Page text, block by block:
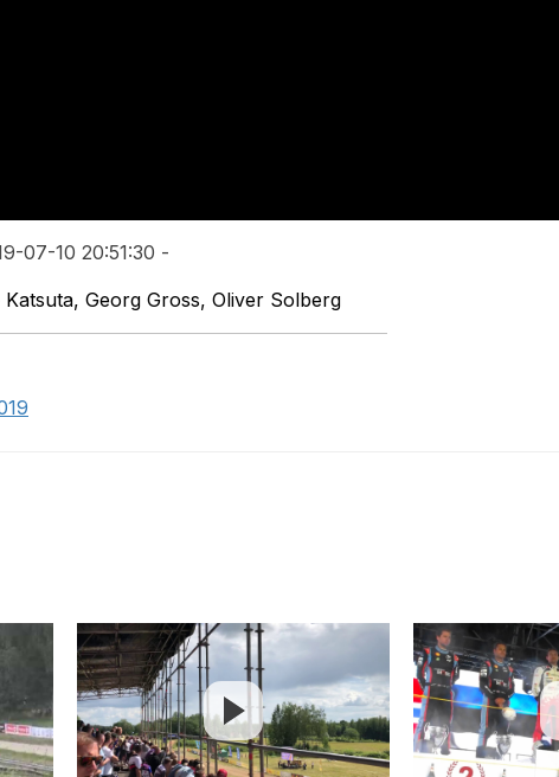
07-10 20:51:30 -
Georg Gross, Oliver Solberg